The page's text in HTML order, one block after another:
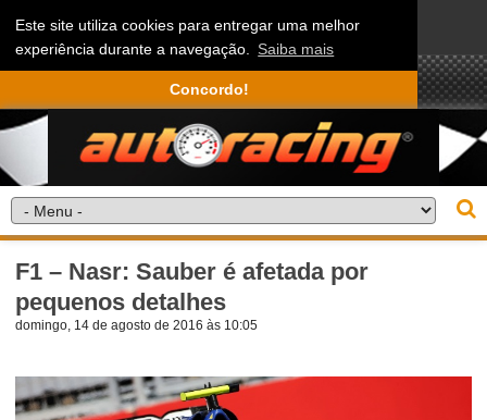
Este site utiliza cookies para entregar uma melhor
experiência durante a navegação. Saiba mais
Concordo!
F1 – Nasr: Sauber é afetada por
pequenos detalhes
domingo, 14 de agosto de 2016 às 10:05